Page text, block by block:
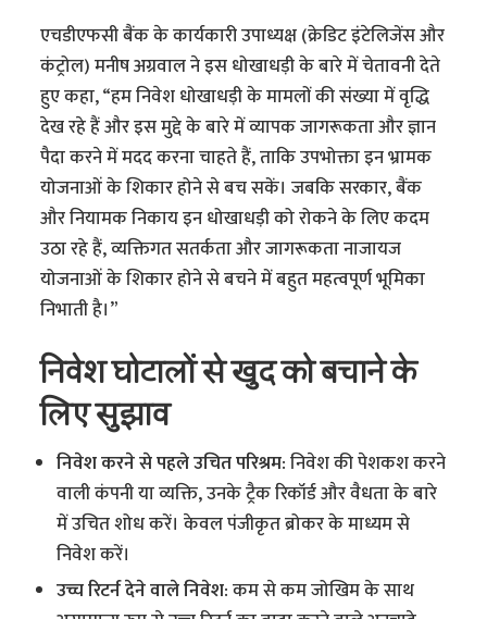
एचडीएफसी बैंक के कार्यकारी उपाध्यक्ष (क्रेडिट इंटेलिजेंस और
कंट्रोल) मनीष अग्रवाल ने इस धोखाधड़ी के बारे में चेतावनी देते
हुए कहा, “हम निवेश धोखाधड़ी के मामलों की संख्या में वृद्धि
देख रहे हैं और इस मुद्दे के बारे में व्यापक जागरूकता और ज्ञान
पैदा करने में मदद करना चाहते हैं, ताकि उपभोक्ता इन भ्रामक
योजनाओं के शिकार होने से बच सकें। जबकि सरकार, बैंक
और नियामक निकाय इन धोखाधड़ी को रोकने के लिए कदम
उठा रहे हैं, व्यक्तिगत सतर्कता और जागरूकता नाजायज
योजनाओं के शिकार होने से बचने में बहुत महत्वपूर्ण भूमिका
निभाती है।”
निवेश घोटालों से खुद को बचाने के
लिए सुझाव
निवेश करने से पहले उचित परिश्रम:निवेश की पेशकश करने
वाली कंपनी या व्यक्ति, उनके ट्रैक रिकॉर्ड और वैधता के बारे
में उचित शोध करें। केवल पंजीकृत ब्रोकर के माध्यम से
निवेश करें।
उच्च रिटर्न देने वाले निवेश:कम से कम जोखिम के साथ